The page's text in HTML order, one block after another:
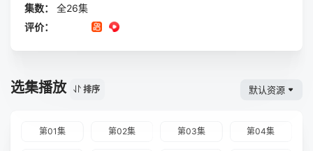
集数：
全26集
评价：
选集播放 排序 默认资源
第01集 第02集 第03集 第04集